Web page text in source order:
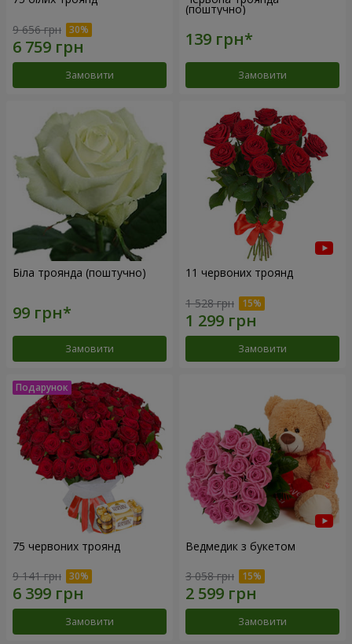
9 656 грн
Замовити
(поштучно)
Замовити
Біла троянда (поштучно)
Замовити
11 червоних троянд
1 528 грн
Замовити
75 червоних троянд
9 141 грн
Замовити
Ведмедик з букетом
3 058 грн
Замовити